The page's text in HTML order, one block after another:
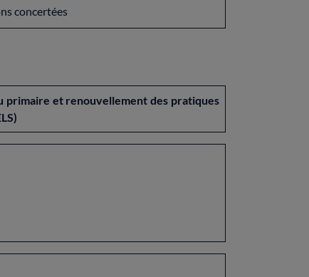
concertées
primaire et renouvellement des pratiques